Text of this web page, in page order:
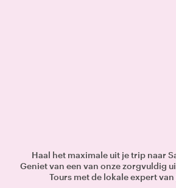
Haal het maximale uit je trip naar
Geniet van een van onze zorgvuldig
Tours met de lokale expert van